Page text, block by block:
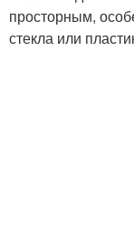
просторным,
стекла или